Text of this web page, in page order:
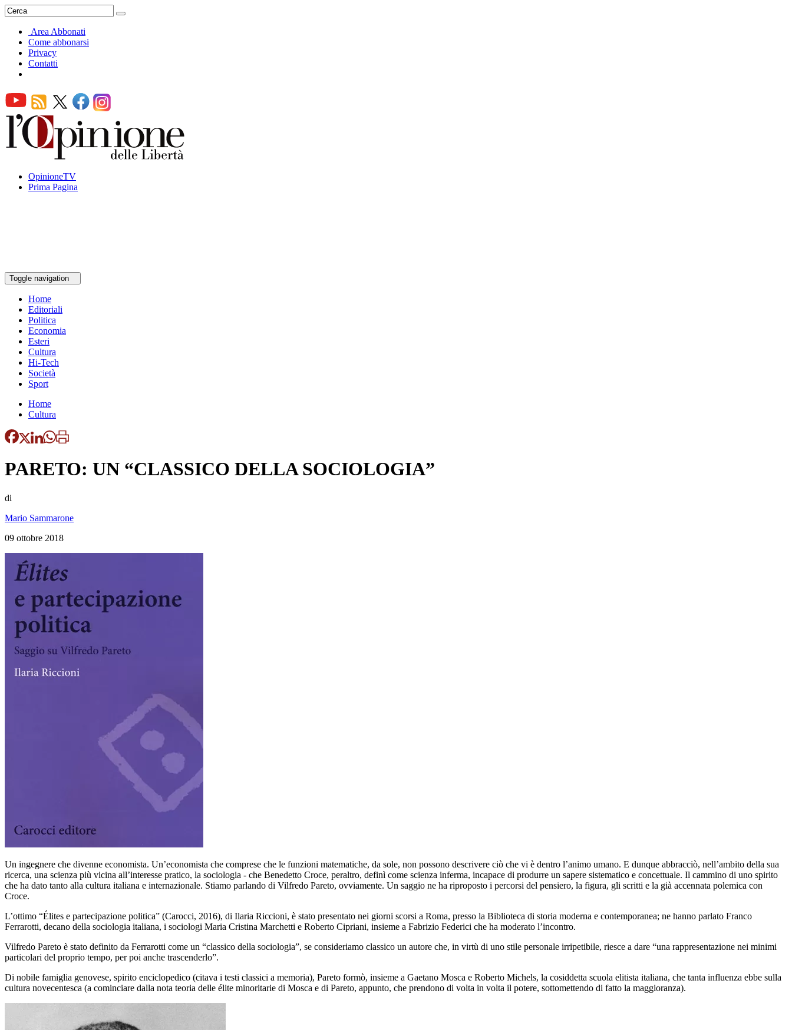
Area Abbonati
Come abbonarsi
Privacy
Contatti
OpinioneTV
Prima Pagina
Toggle navigation
Home
Editoriali
Politica
Economia
Esteri
Cultura
Hi-Tech
Società
Sport
Home
Cultura
PARETO: UN “CLASSICO DELLA SOCIOLOGIA”
di
Mario Sammarone
09 ottobre 2018
Un ingegnere che divenne economista. Un’economista che comprese che le funzioni matematiche, da sole, non possono descrivere ciò che vi è dentro l’animo umano. E dunque abbracciò, nell’ambito della sua
ricerca, una scienza più vicina all’interesse pratico, la sociologia - che Benedetto Croce, peraltro, definì come scienza inferma, incapace di produrre un sapere sistematico e concettuale. Il cammino di uno spirito
che ha dato tanto alla cultura italiana e internazionale. Stiamo parlando di Vilfredo Pareto, ovviamente. Un saggio ne ha riproposto i percorsi del pensiero, la figura, gli scritti e la già accennata polemica con
Croce.
L’ottimo “Élites e partecipazione politica” (Carocci, 2016), di Ilaria Riccioni, è stato presentato nei giorni scorsi a Roma, presso la Biblioteca di storia moderna e contemporanea; ne hanno parlato Franco
Ferrarotti, decano della sociologia italiana, i sociologi Maria Cristina Marchetti e Roberto Cipriani, insieme a Fabrizio Federici che ha moderato l’incontro.
Vilfredo Pareto è stato definito da Ferrarotti come un “classico della sociologia”, se consideriamo classico un autore che, in virtù di uno stile personale irripetibile, riesce a dare “una rappresentazione nei minimi
particolari del proprio tempo, per poi anche trascenderlo”.
Di nobile famiglia genovese, spirito enciclopedico (citava i testi classici a memoria), Pareto formò, insieme a Gaetano Mosca e Roberto Michels, la cosiddetta scuola elitista italiana, che tanta influenza ebbe sulla
cultura novecentesca (a cominciare dalla nota teoria delle élite minoritarie di Mosca e di Pareto, appunto, che prendono di volta in volta il potere, sottomettendo di fatto la maggioranza).